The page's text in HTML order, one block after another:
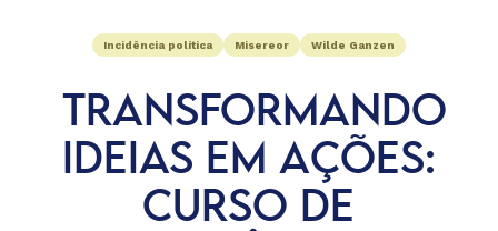
Incidência política Misereor Wilde Ganzen
TRANSFORMANDO
IDEIAS EM AÇÕES:
CURSO DE